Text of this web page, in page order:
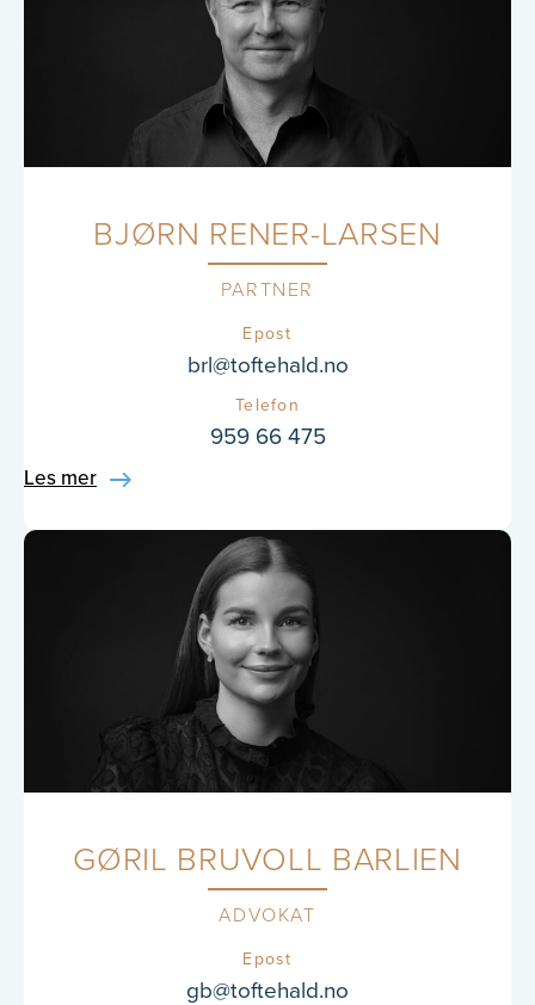
BJØRN RENER-LARSEN
PARTNER
Epost
brl@toftehald.no
Telefon
959 66 475
Les mer
GØRIL BRUVOLL BARLIEN
ADVOKAT
Epost
gb@toftehald.no